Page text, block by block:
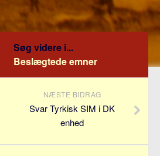
Søg videre i...
Beslægtede emner
NÆSTE BIDRAG
Svar Tyrkisk SIM i DK
enhed